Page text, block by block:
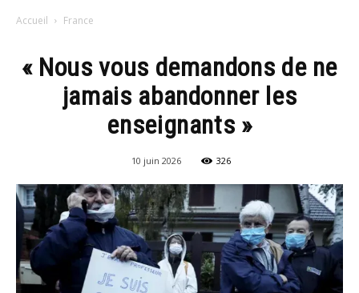
Accueil France
« Nous vous demandons de ne
jamais abandonner les
enseignants »
10 juin 2026 326